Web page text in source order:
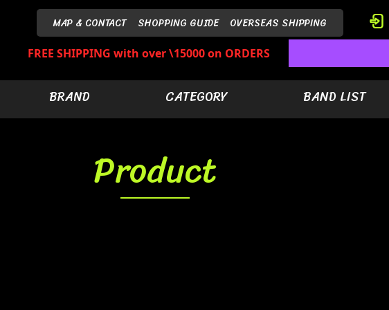
MAP & CONTACT SHOPPING GUIDE OVERSEAS SHIPPING
FREE SHIPPING with over \15000 on ORDERS
BRAND CATEGORY BAND LIST
Product